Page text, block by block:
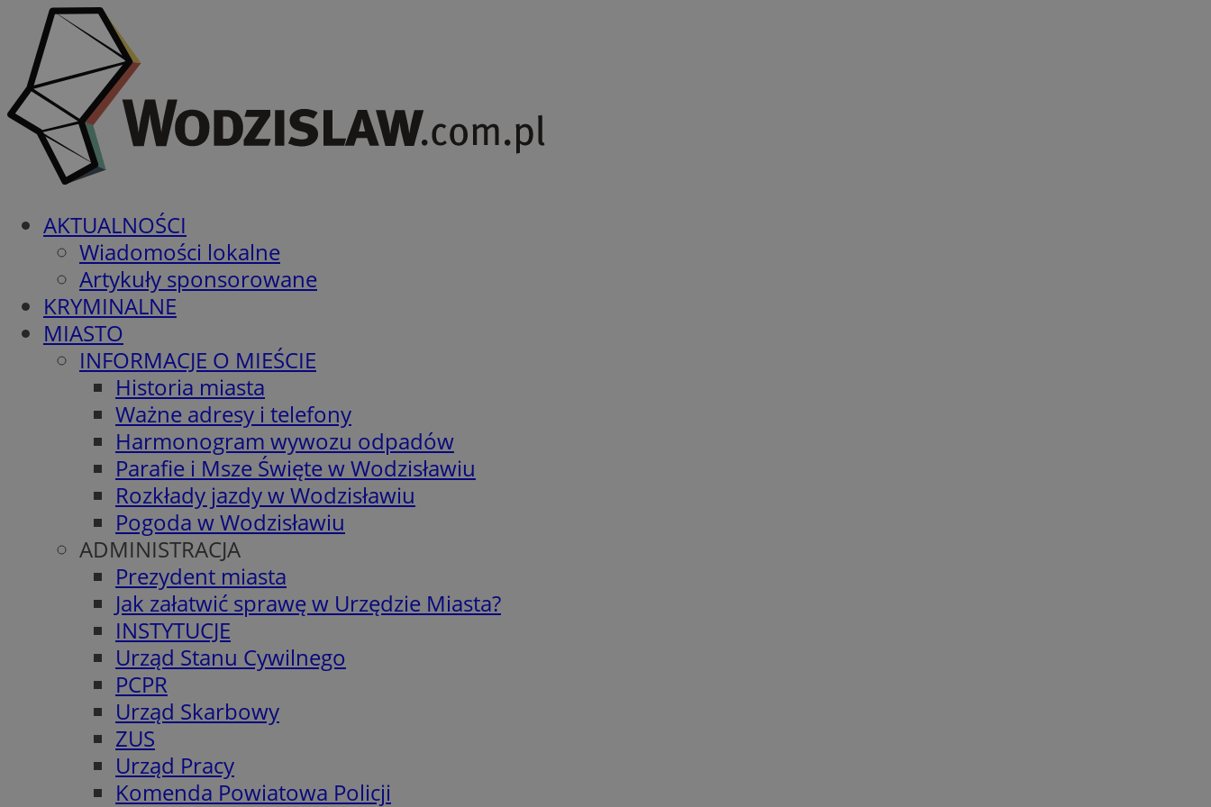
AKTUALNOŚCI
Wiadomości lokalne
Artykuły sponsorowane
KRYMINALNE
MIASTO
INFORMACJE O MIEŚCIE
Historia miasta
Ważne adresy i telefony
Harmonogram wywozu odpadów
Parafie i Msze Święte w Wodzisławiu
Rozkłady jazdy w Wodzisławiu
Pogoda w Wodzisławiu
ADMINISTRACJA
Prezydent miasta
Jak załatwić sprawę w Urzędzie Miasta?
INSTYTUCJE
Urząd Stanu Cywilnego
PCPR
Urząd Skarbowy
ZUS
Urząd Pracy
Komenda Powiatowa Policji